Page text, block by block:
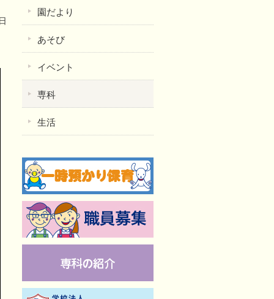
園だより
あそび
イベント
専科
生活